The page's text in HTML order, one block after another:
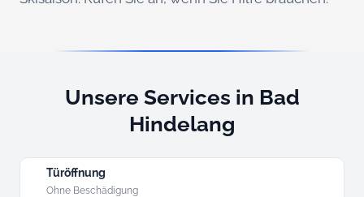
Unsere Services in Bad
Hindelang
Türöffnung
Ohne Beschädigung